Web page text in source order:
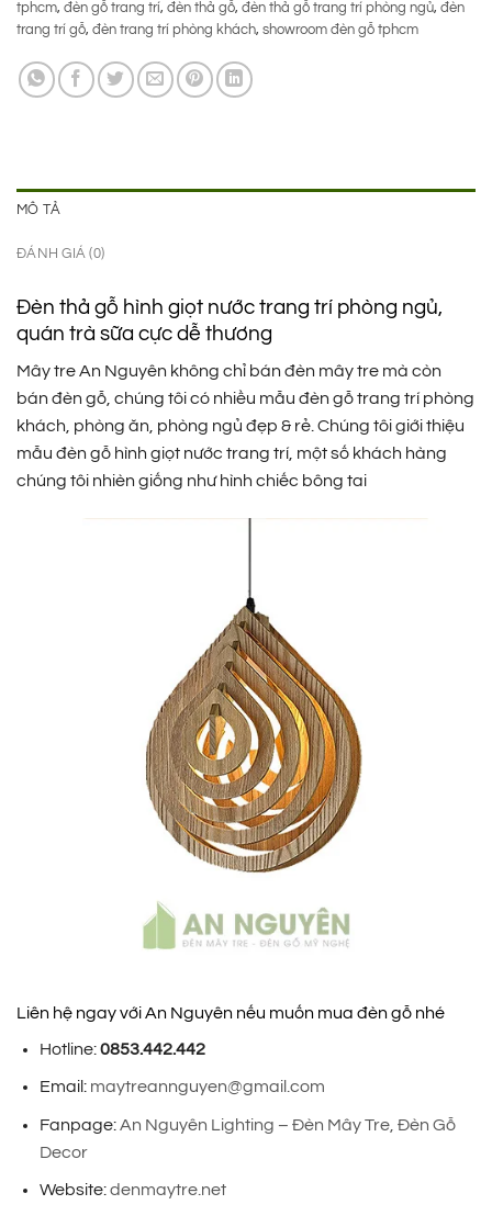
tphcm, đèn gỗ trang trí, đèn thả gỗ, đèn thả gỗ trang trí phòng ngủ, đèn
trang trí gỗ, đèn trang trí phòng khách, showroom đèn gỗ tphcm
MÔ TẢ
ĐÁNH GIÁ (0)
Đèn thả gỗ hình giọt nước trang trí phòng ngủ,
quán trà sữa cực dễ thương
Mây tre An Nguyên không chỉ bán đèn mây tre mà còn
bán đèn gỗ, chúng tôi có nhiều mẫu đèn gỗ trang trí phòng
khách, phòng ăn, phòng ngủ đẹp & rẻ. Chúng tôi giới thiệu
mẫu đèn gỗ hình giọt nước trang trí, một số khách hàng
chúng tôi nhièn giống như hình chiếc bông tai
Liên hệ ngay với An Nguyên nếu muốn mua đèn gỗ nhé
Hotline:0853.442.442
Email: maytreannguyen@gmail.com
Fanpage:An Nguyên Lighting – Đèn Mây Tre, Đèn Gỗ
Decor
Website:denmaytre.net